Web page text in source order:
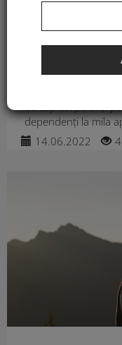
7 sfaturi
străluci
Prima zi de vară
venit în urmă cu
de cap corpului și
dependenți la mila
14.06.2022